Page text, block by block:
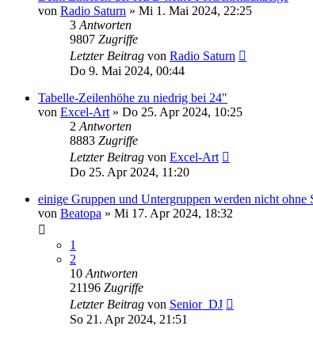
von Radio Saturn » Mi 1. Mai 2024, 22:25
3 Antworten
9807 Zugriffe
Letzter Beitrag von Radio Saturn
Do 9. Mai 2024, 00:44
Tabelle-Zeilenhöhe zu niedrig bei 24"
von Excel-Art » Do 25. Apr 2024, 10:25
2 Antworten
8883 Zugriffe
Letzter Beitrag von Excel-Art
Do 25. Apr 2024, 11:20
einige Gruppen und Untergruppen werden nicht ohne
von Beatopa » Mi 17. Apr 2024, 18:32
1
2
10 Antworten
21196 Zugriffe
Letzter Beitrag von Senior_DJ
So 21. Apr 2024, 21:51